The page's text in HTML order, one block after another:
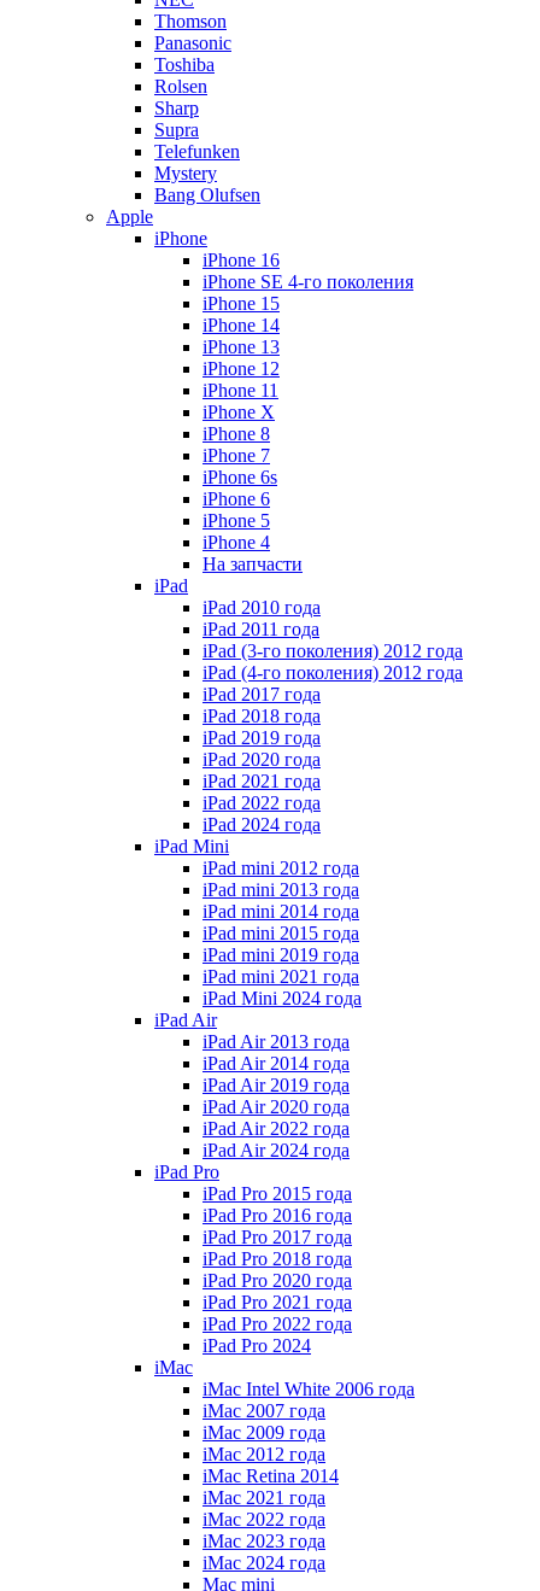
Thomson
Panasonic
Toshiba
Rolsen
Sharp
Supra
Telefunken
Mystery
Bang Olufsen
Apple
iPhone
iPhone 16
iPhone SE 4-го поколения
iPhone 15
iPhone 14
iPhone 13
iPhone 12
iPhone 11
iPhone X
iPhone 8
iPhone 7
iPhone 6s
iPhone 6
iPhone 5
iPhone 4
На запчасти
iPad
iPad 2010 года
iPad 2011 года
iPad (3-го поколения) 2012 года
iPad (4-го поколения) 2012 года
iPad 2017 года
iPad 2018 года
iPad 2019 года
iPad 2020 года
iPad 2021 года
iPad 2022 года
iPad 2024 года
iPad Mini
iPad mini 2012 года
iPad mini 2013 года
iPad mini 2014 года
iPad mini 2015 года
iPad mini 2019 года
iPad mini 2021 года
iPad Mini 2024 года
iPad Air
iPad Air 2013 года
iPad Air 2014 года
iPad Air 2019 года
iPad Air 2020 года
iPad Air 2022 года
iPad Air 2024 года
iPad Pro
iPad Pro 2015 года
iPad Pro 2016 года
iPad Pro 2017 года
iPad Pro 2018 года
iPad Pro 2020 года
iPad Pro 2021 года
iPad Pro 2022 года
iPad Pro 2024
iMac
iMac Intel White 2006 года
iMac 2007 года
iMac 2009 года
iMac 2012 года
iMac Retina 2014
iMac 2021 года
iMac 2022 года
iMac 2023 года
iMac 2024 года
Mac mini